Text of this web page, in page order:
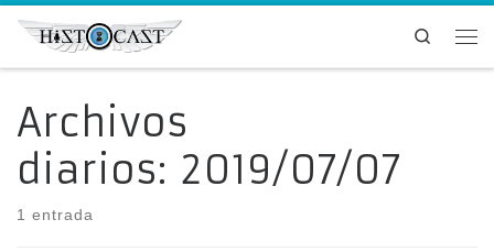
Saltar al contenido
Search
Archivos
diarios: 2019/07/07
1 entrada